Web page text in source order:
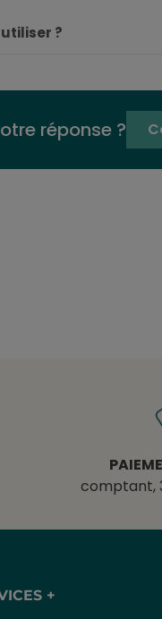
?
réponse ?
comptant,
+